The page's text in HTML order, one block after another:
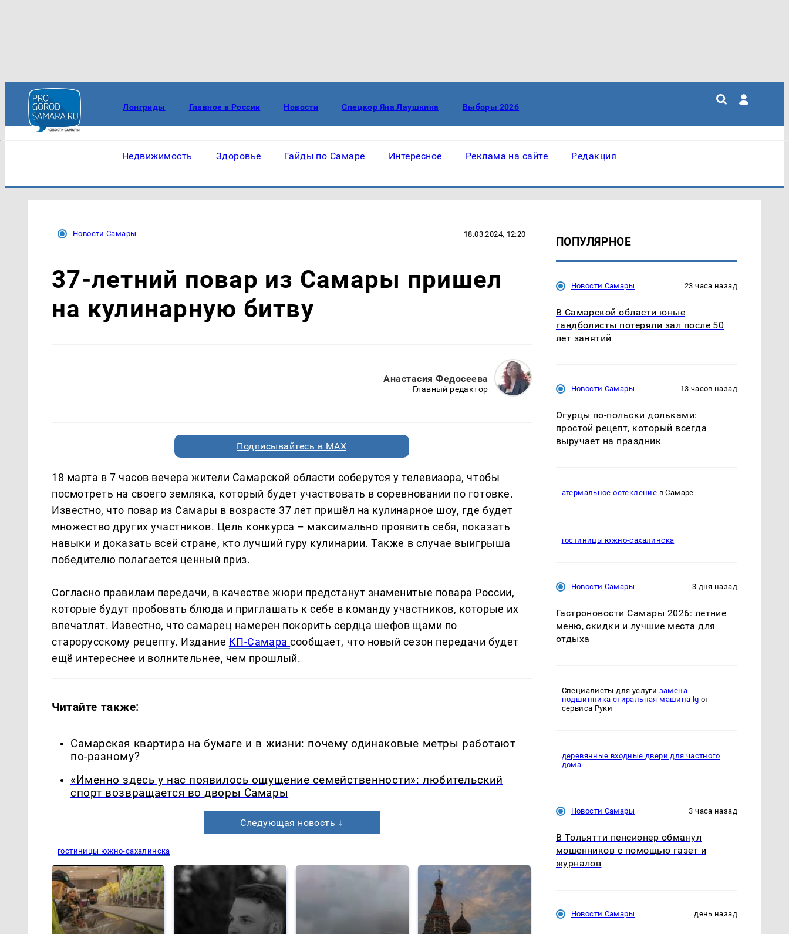
Лонгриды Главное в России Новости Спецкор Яна Лаушкина Выборы 2026
Недвижимость Здоровье Гайды по Самаре Интересное Реклама на сайте Редакция
Новости Самары 18.03.2024, 12:20
37-летний повар из Самары пришел
на кулинарную битву
Анастасия Федосеева
Главный редактор
Подписывайтесь в MAX
18 марта в 7 часов вечера жители Самарской области соберутся у телевизора, чтобы
посмотреть на своего земляка, который будет участвовать в соревновании по готовке.
Известно, что повар из Самары в возрасте 37 лет пришёл на кулинарное шоу, где будет
множество других участников. Цель конкурса – максимально проявить себя, показать
навыки и доказать всей стране, кто лучший гуру кулинарии. Также в случае выигрыша
победителю полагается ценный приз.
Согласно правилам передачи, в качестве жюри предстанут знаменитые повара России,
которые будут пробовать блюда и приглашать к себе в команду участников, которые их
впечатлят. Известно, что самарец намерен покорить сердца шефов щами по
старорусскому рецепту. Издание КП-Самарасообщает, что новый сезон передачи будет
ещё интереснее и волнительнее, чем прошлый.
Читайте также:
Самарская квартира на бумаге и в жизни: почему одинаковые метры работают
по-разному?
«Именно здесь у нас появилось ощущение семейственности»: любительский
спорт возвращается во дворы Самары
Следующая новость ↓
гостиницы южно-сахалинска
ПОПУЛЯРНОЕ
Новости Самары 23 часа назад
В Самарской области юные
гандболисты потеряли зал после 50
лет занятий
Новости Самары 13 часов назад
Огурцы по‑польски дольками:
простой рецепт, который всегда
выручает на праздник
атермальное остекление в Самаре
гостиницы южно-сахалинска
Новости Самары 3 дня назад
Гастроновости Самары 2026: летние
меню, скидки и лучшие места для
отдыха
Специалисты для услуги замена
подшипника стиральная машина lg от
сервиса Руки
деревянные входные двери для частного
дома
Новости Самары 3 часа назад
В Тольятти пенсионер обманул
мошенников с помощью газет и
журналов
Новости Самары день назад